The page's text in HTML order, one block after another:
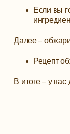
Если вы
Далее –
Рецепт
В итоге – у